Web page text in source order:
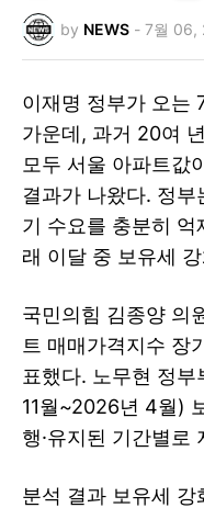
by NEWS - 7월 06,
이재명 정부가 오는
가운데, 과거 20여
모두 서울 아파트값
결과가 나왔다. 정
기 수요를 충분히
래 이달 중 보유세
국민의힘 김종양 의
트 매매가격지수 장
표했다. 노무현 정
11월~2026년 4월)
행·유지된 기간별로
분석 결과 보유세